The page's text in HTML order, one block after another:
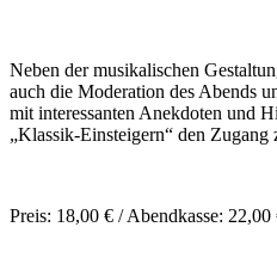
Neben der musikalischen
auch die Moderation des Abends
mit interessanten Anekdoten und
„Klassik-Einsteigern“ den
Preis: 18,00 € / Abendkasse: 22,00